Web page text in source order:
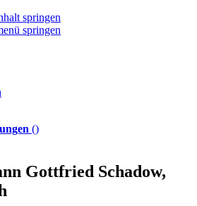
springen
springen
()
Gottfried Schadow,